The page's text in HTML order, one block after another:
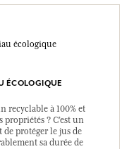
ÉCOLOGIQUE
recyclable à 100% et
? C’est un
protéger le jus de
sa durée de